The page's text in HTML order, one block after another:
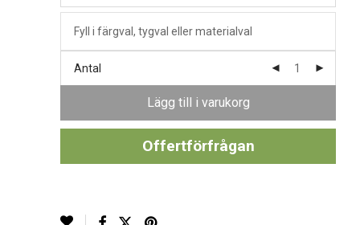
Antal
Lägg till i varukorg
Offertförfrågan